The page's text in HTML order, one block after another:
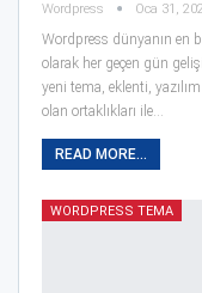
Wordpress Oca 31,
Wordpress dünyanın en
olarak her geçen gün
yeni tema, eklenti,
olan ortaklıkları ile…
READ MORE...
WORDPRESS TEMA